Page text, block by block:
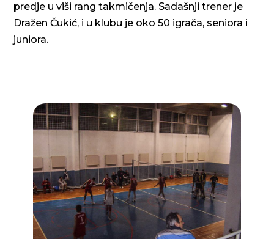
predje u viši rang takmičenja. Sadašnji trener je
Dražen Čukić, i u klubu je oko 50 igrača, seniora i
juniora.